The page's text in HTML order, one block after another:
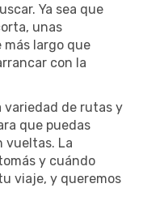
Ya sea que
unas
largo que
con la
variedad de rutas y
que puedas
vueltas. La
y cuándo
viaje, y queremos